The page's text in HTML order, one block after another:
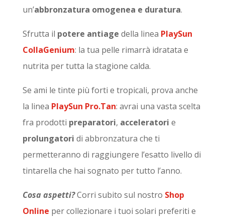
un’abbronzatura omogenea e duratura.
Sfrutta il potere antiage della linea PlaySun
CollaGenium: la tua pelle rimarrà idratata e
nutrita per tutta la stagione calda.
Se ami le tinte più forti e tropicali, prova anche
la linea PlaySun Pro.Tan: avrai una vasta scelta
fra prodotti preparatori, acceleratori e
prolungatori di abbronzatura che ti
permetteranno di raggiungere l’esatto livello di
tintarella che hai sognato per tutto l’anno.
Cosa aspetti?Corri subito sul nostro Shop
Online per collezionare i tuoi solari preferiti e